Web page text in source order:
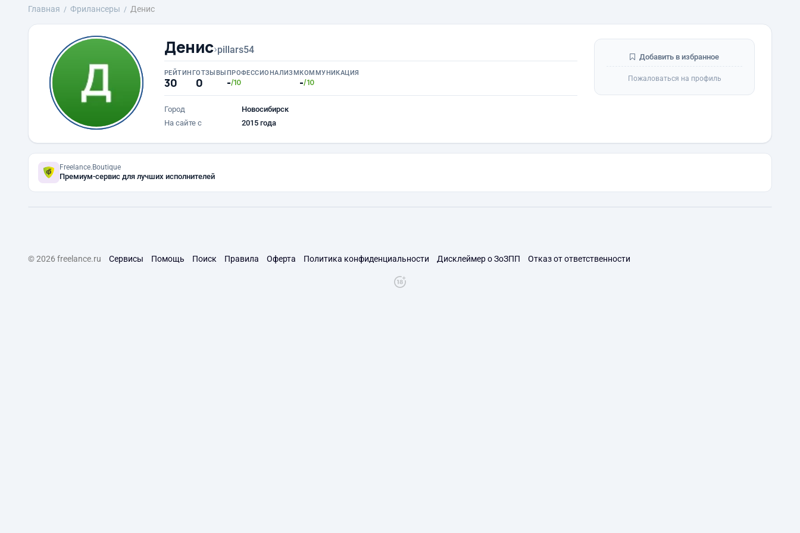
Главная Фрилансеры Денис
Денис›pillars54
РЕЙТИНГ
30
ОТЗЫВЫ
0
ПРОФЕССИОНАЛИЗМ
-/10
КОММУНИКАЦИЯ
-/10
Город
Новосибирск
На сайте с
2015 года
Добавить в избранное
Пожаловаться на профиль
Freelance.Boutique
Премиум-сервис для лучших исполнителей
© 2026 freelance.ru Сервисы Помощь Поиск Правила Оферта Политика конфиденциальности Дисклеймер о ЗоЗПП Отказ от ответственности